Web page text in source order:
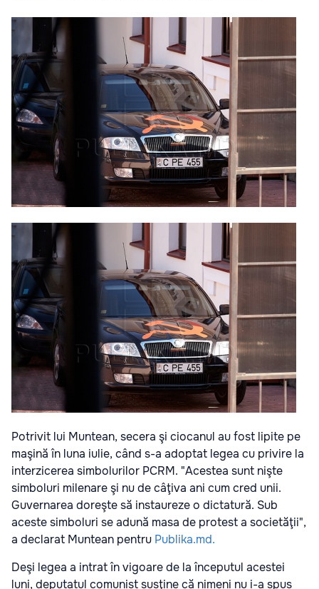
Potrivit lui Muntean, secera şi ciocanul au fost lipite pe
maşină în luna iulie, când s-a adoptat legea cu privire la
interzicerea simbolurilor PCRM. "Acestea sunt nişte
simboluri milenare şi nu de câţiva ani cum cred unii.
Guvernarea doreşte să instaureze o dictatură. Sub
aceste simboluri se adună masa de protest a societăţii",
a declarat Muntean pentru Publika.md.
Deşi legea a intrat în vigoare de la începutul acestei
luni, deputatul comunist susţine că nimeni nu i-a spus